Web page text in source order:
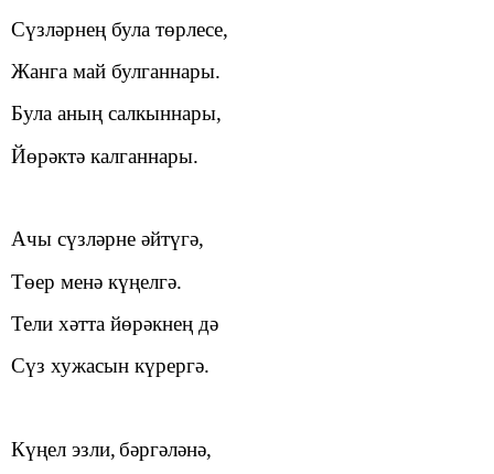
Сүзләрнең була төрлесе,
Жанга май булганнары.
Була аның салкыннары,
Йөрәктә калганнары.
Ачы сүзләрне әйтүгә,
Төер менә күңелгә.
Тели хәтта йөрәкнең дә
Сүз хужасын күрергә.
Күңел эзли,бәргәләнә,